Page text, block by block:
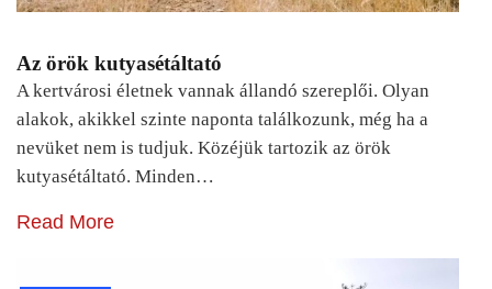
Az örök kutyasétáltató
A kertvárosi életnek vannak állandó szereplői. Olyan
alakok, akikkel szinte naponta találkozunk, még ha a
nevüket nem is tudjuk. Közéjük tartozik az örök
kutyasétáltató. Minden…
Read More